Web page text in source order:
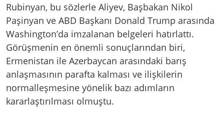
Rubinyan, bu sözlerle Aliyev, Başbakan Nikol
Paşinyan ve ABD Başkanı Donald Trump arasında
Washington’da imzalanan belgeleri hatırlattı.
Görüşmenin en önemli sonuçlarından biri,
Ermenistan ile Azerbaycan arasındaki barış
anlaşmasının parafta kalması ve ilişkilerin
normalleşmesine yönelik bazı adımların
kararlaştırılması olmuştu.